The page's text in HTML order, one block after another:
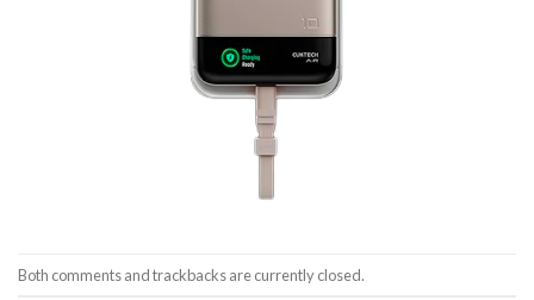
Both comments and trackbacks are currently closed.